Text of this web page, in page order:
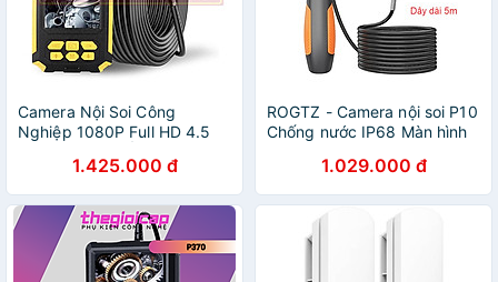
Camera Nội Soi Công
Nghiệp 1080P Full HD 4.5
Cứng P50 - Hàng Nhập
Khẩu
1.425.000 đ
ROGTZ - Camera nội soi P10
Chống nước IP68 Màn hình
camera 3.9mm Độ phân giải
cao 1080p 8 đèn LED Đa
ngôn ngữ Pin lithium dung
lượng cao 3.7V 2600mAh
Nhà xưởng Y tế Cầm tay Ô
tô Nhà cửa Hàng Chính
1.029.000 đ